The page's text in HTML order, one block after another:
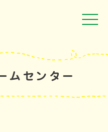
ムセンター